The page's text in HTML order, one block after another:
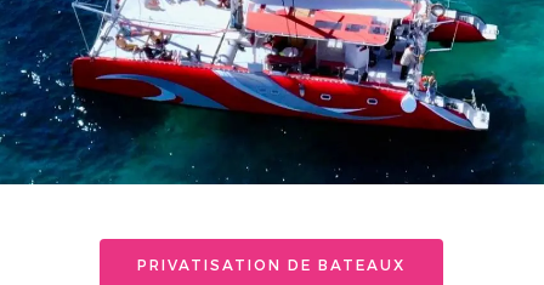
PRIVATISATION DE BATEAUX